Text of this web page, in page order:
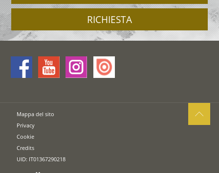
RICHIESTA
Mappa del sito
Privacy
Cookie
Credits
UID: IT01367290218